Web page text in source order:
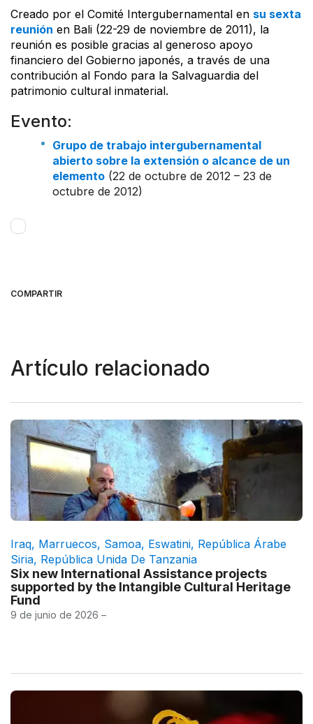
Creado por el Comité Intergubernamental en su sexta
reunión en Bali (22-29 de noviembre de 2011), la
reunión es posible gracias al generoso apoyo
financiero del Gobierno japonés, a través de una
contribución al Fondo para la Salvaguardia del
patrimonio cultural inmaterial.
Evento:
Grupo de trabajo intergubernamental
abierto sobre la extensión o alcance de un
elemento (22 de octubre de 2012 – 23 de
octubre de 2012)
COMPARTIR
Artículo relacionado
Iraq, Marruecos, Samoa, Eswatini, República Árabe
Siria, República Unida De Tanzania
Six new International Assistance projects
supported by the Intangible Cultural Heritage
Fund
9 de junio de 2026 –